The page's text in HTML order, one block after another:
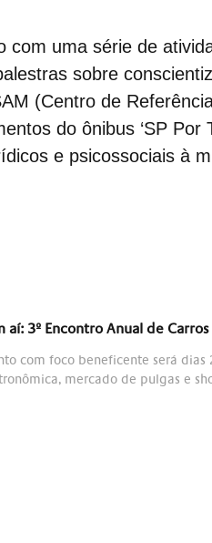
com uma série de
sobre
(Centro de
do ônibus ‘SP
e psicossociais à
aí: 3º Encontro Anual de
com foco beneficente será
mercado de pulgas e